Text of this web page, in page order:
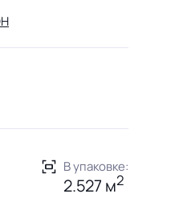
В упаковке:
2.527 м2